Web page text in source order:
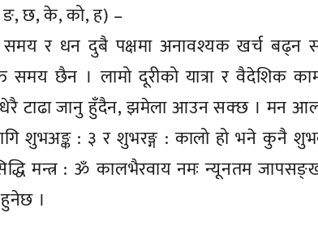
छ, के, को, ह) –
र धन दुबै पक्षमा अनावश्यक खर्च बढ्न
समय छैन । लामो दूरीको यात्रा र वैदेशिक
टाढा जानु हुँदैन, झमेला आउन सक्छ । मन
शुभअङ्क : ३ र शुभरङ्ग : कालो हो भने कुनै शुभकर्म
मन्त्र : ॐ कालभैरवाय नमः न्यूनतम
हुनेछ ।